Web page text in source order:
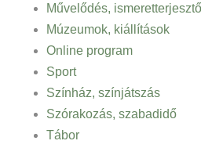
Művelődés,
Múzeumok, kiállítások
Online program
Sport
Színház, színjátszás
Szórakozás, szabadidő
Tábor